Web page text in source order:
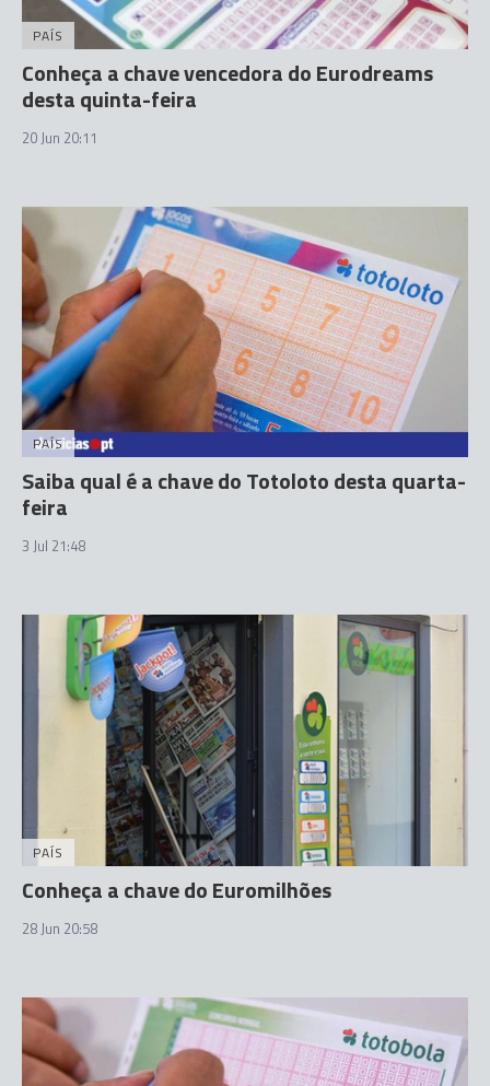
PAÍS
Conheça a chave vencedora do Eurodreams
desta quinta-feira
20 Jun 20:11
PAÍS
Saiba qual é a chave do Totoloto desta quarta-
feira
3 Jul 21:48
PAÍS
Conheça a chave do Euromilhões
28 Jun 20:58